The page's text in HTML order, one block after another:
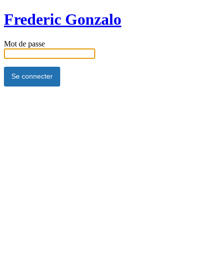
Frederic Gonzalo
Mot de passe